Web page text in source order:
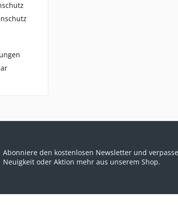
Abonniere den kostenlosen Newsletter und
Neuigkeit oder Aktion mehr aus unserem Shop.